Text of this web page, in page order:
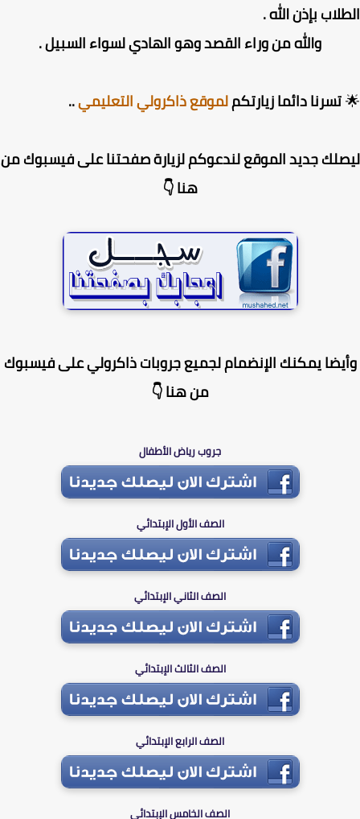
بإذن الله .
والله من وراء القصد وهو الهادي لسواء السبيل .
تسرنا دائما زيارتكملموقع ذاكرولي التعليمي..
جديد الموقع لندعوكم لزيارة صفحتنا على فيسبوك من
هنا 👇
يمكنك الإنضمام لجميع جروبات ذاكرولي على فيسبوك
من هنا 👇
جروب رياض الأطفال
الصف الأول الإبتدائي
الصف الثاني الإبتدائي
الصف الثالث الإبتدائي
الصف الرابع الإبتدائي
الصف الخامس الإبتدائي